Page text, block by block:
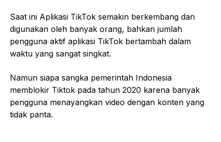
Saat ini Aplikasi TikTok semakin berkembang dan
digunakan oleh banyak orang, bahkan jumlah
pengguna aktif aplikasi TikTok bertambah dalam
waktu yang sangat singkat.
Namun siapa sangka pemerintah Indonesia
memblokir Tiktok pada tahun 2020 karena banyak
pengguna menayangkan video dengan konten yang
tidak panta.